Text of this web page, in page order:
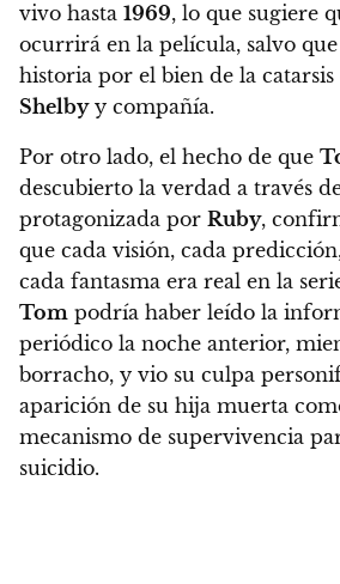
vivo hasta 1969, lo que sugiere
ocurrirá en la película, salvo
historia por el bien de la catarsis
Shelbyy compañía.
Por otro lado, el hecho de que
descubierto la verdad a través
protagonizada por Ruby,
que cada visión, cada
cada fantasma era real en la
Tom podría haber leído la
periódico la noche anterior,
borracho, y vio su culpa
aparición de su hija muerta
mecanismo de supervivencia
suicidio.